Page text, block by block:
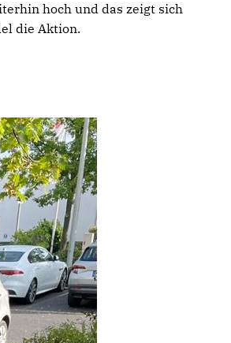
hoch und das zeigt sich
die Aktion.